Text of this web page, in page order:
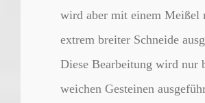
wird aber mit einem Meißel
extrem breiter Schneide
Diese Bearbeitung wird nur
weichen Gesteinen